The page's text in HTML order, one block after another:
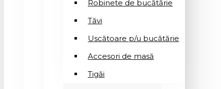
Robinete de bucătărie
Tăvi
Uscătoare p/u bucătărie
Accesori de masă
Tigăi